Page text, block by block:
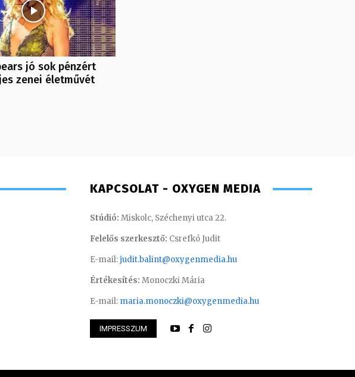
jó sok pénzért
zenei életművét
szerkesztő
KAPCSOLAT - OXYGEN MEDIA
Stúdió: Miskolc, Széchenyi utca 22.
Felelős szerkesztő: Csrefkó Judit
E-mail:judit.balint@oxygenmedia.hu
Értékesítés: Monoczki Mária
E-mail: maria.monoczki@oxygenmedia.hu
IMPRESSZUM